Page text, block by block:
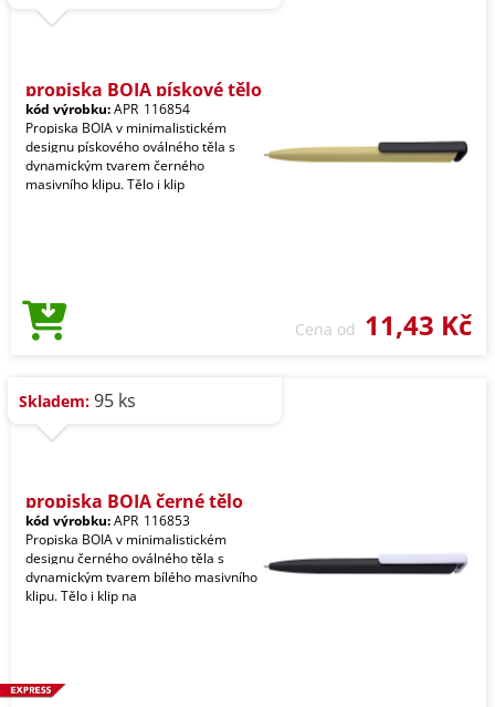
propiska BOIA pískové tělo
kód výrobku:APR_116854
Propiska BOIA v minimalistickém
designu pískového oválného těla s
dynamickým tvarem černého
masivního klipu. Tělo i klip
Cena od 11,43 Kč
Skladem: 95 ks
propiska BOIA černé tělo
kód výrobku:APR_116853
Propiska BOIA v minimalistickém
designu černého oválného těla s
dynamickým tvarem bílého masivního
klipu. Tělo i klip na